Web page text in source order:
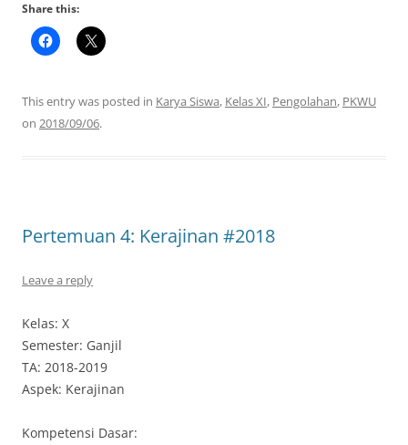
Share this:
This entry was posted in Karya Siswa, Kelas XI, Pengolahan, PKWU
on 2018/09/06.
Pertemuan 4: Kerajinan #2018
Leave a reply
Kelas: X
Semester: Ganjil
TA: 2018-2019
Aspek: Kerajinan
Kompetensi Dasar: